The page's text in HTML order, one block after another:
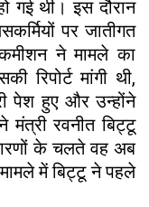
गई थी। इस दौरान
पर जातीगत
ने मामले का
रिपोर्ट मांगी थी,
पेश हुए और उन्होंने
रवनीत बिट्टू
के चलते वह अब
में बिट्टू ने पहले